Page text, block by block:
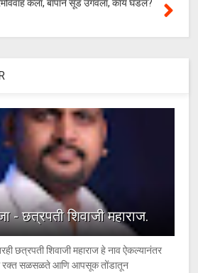
केला, बापाने सूड उगवला, काय घडलं?
- छत्रपती शिवाजी महाराज.
छत्रपती शिवाजी महाराज हे नाव ऐकल्यानंतर
रक्त सळसळते आणि आपसूक तोंडातून